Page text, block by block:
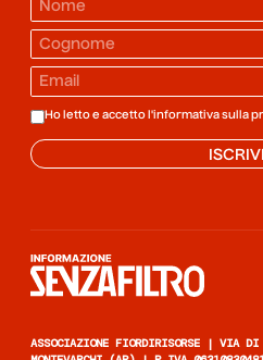
Ho letto e accetto l'informativa sulla
ASSOCIAZIONE FIORDIRISORSE | VIA